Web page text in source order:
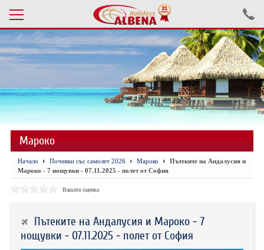
Проверка на резервация
ПОЧИВКИ С АВТОБУС 2026
ПОЧИВКИ СЪС САМОЛЕТ
ЕКСКУРЗИИ САМОЛЕТ
ЕКСКУРЗИИ АВТОБУС
БЪЛГАРИЯ
ХОТЕЛИ В ТУРЦИЯ
ТУРЦИЯ С КОЛА
Мароко
Начало Почивки със самолет 2026 Мароко
Пътеките на Андалусия и
Мароко - 7 нощувки - 07.11.2025 - полет от София
Вашата оценка
Пътеките на Андалусия и Мароко - 7
нощувки - 07.11.2025 - полет от София